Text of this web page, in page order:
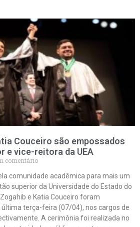
Couceiro são empossados
e vice-reitora da UEA
comentário
comunidade acadêmica para mais um
superior da Universidade do Estado do
e Katia Couceiro foram
terça-feira (07/04), nos cargos de
A cerimônia foi realizada no